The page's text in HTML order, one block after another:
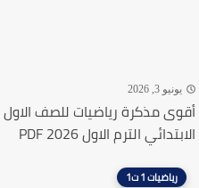
يونيو 3, 2026
أقوى مذكرة رياضيات للصف الاول
الابتدائي الترم الاول 2026 PDF
رياضيات 1 ت1